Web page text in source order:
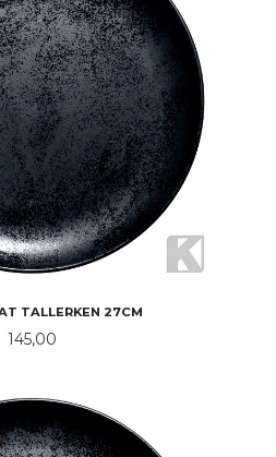
TALLERKEN 27CM
Pris
145,00